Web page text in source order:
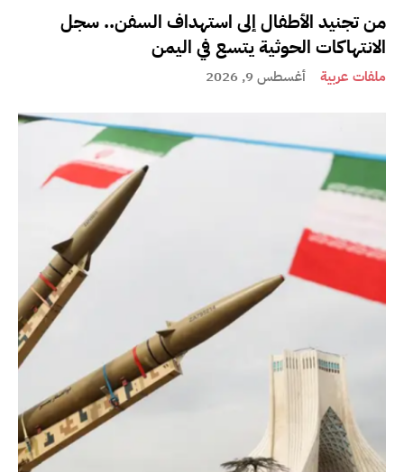
من تجنيد الأطفال إلى استهداف السفن.. سجل
الانتهاكات الحوثية يتسع في اليمن
ملفات عربية أغسطس 9, 2026